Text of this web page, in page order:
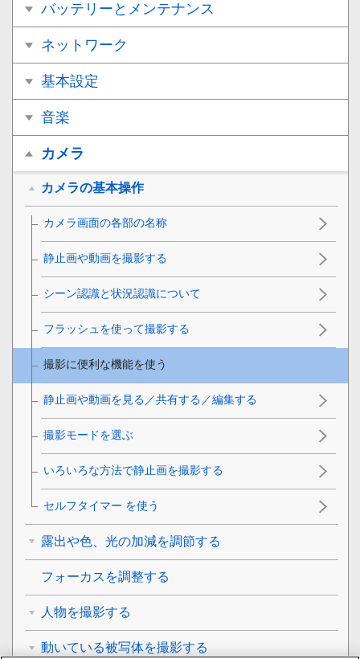
バッテリーとメンテナンス
ネットワーク
基本設定
音楽
カメラ
カメラの基本操作
カメラ画面の各部の名称
静止画や動画を撮影する
シーン認識と状況認識について
フラッシュを使って撮影する
撮影に便利な機能を使う
静止画や動画を見る／共有する／編集する
撮影モードを選ぶ
いろいろな方法で静止画を撮影する
セルフタイマー を使う
露出や色、光の加減を調節する
フォーカスを調整する
人物を撮影する
動いている被写体を撮影する